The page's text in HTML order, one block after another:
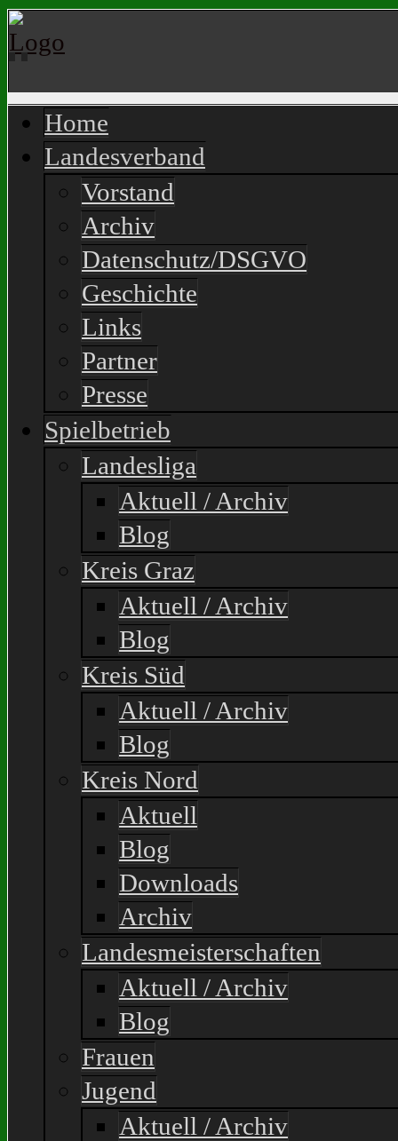
Home
Landesverband
Vorstand
Archiv
Datenschutz/DSGVO
Geschichte
Links
Partner
Presse
Spielbetrieb
Landesliga
Aktuell / Archiv
Blog
Kreis Graz
Aktuell / Archiv
Blog
Kreis Süd
Aktuell / Archiv
Blog
Kreis Nord
Aktuell
Blog
Downloads
Archiv
Landesmeisterschaften
Aktuell / Archiv
Blog
Frauen
Jugend
Aktuell / Archiv